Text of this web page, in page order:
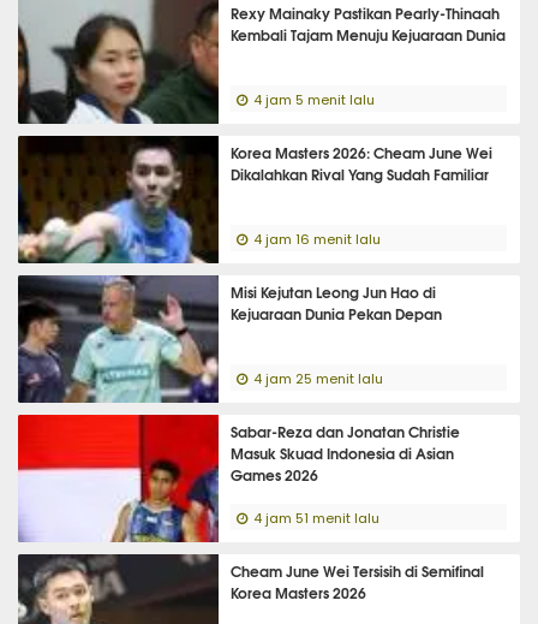
Rexy Mainaky Pastikan Pearly-Thinaah
Kembali Tajam Menuju Kejuaraan Dunia
4 jam 5 menit lalu
Korea Masters 2026: Cheam June Wei
Dikalahkan Rival Yang Sudah Familiar
4 jam 16 menit lalu
Misi Kejutan Leong Jun Hao di
Kejuaraan Dunia Pekan Depan
4 jam 25 menit lalu
Sabar-Reza dan Jonatan Christie
Masuk Skuad Indonesia di Asian
Games 2026
4 jam 51 menit lalu
Cheam June Wei Tersisih di Semifinal
Korea Masters 2026